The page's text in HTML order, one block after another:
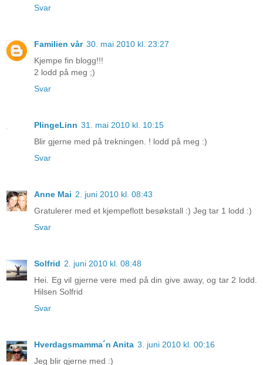
Svar
Familien vår 30. mai 2010 kl. 23:27
Kjempe fin blogg!!!
2 lodd på meg ;)
Svar
PlingeLinn 31. mai 2010 kl. 10:15
Blir gjerne med på trekningen. ! lodd på meg :)
Svar
Anne Mai 2. juni 2010 kl. 08:43
Gratulerer med et kjempeflott besøkstall :) Jeg tar 1 lodd :)
Svar
Solfrid 2. juni 2010 kl. 08:48
Hei. Eg vil gjerne vere med på din give away, og tar 2 lodd.
Hilsen Solfrid
Svar
Hverdagsmamma´n Anita 3. juni 2010 kl. 00:16
Jeg blir gjerne med :)